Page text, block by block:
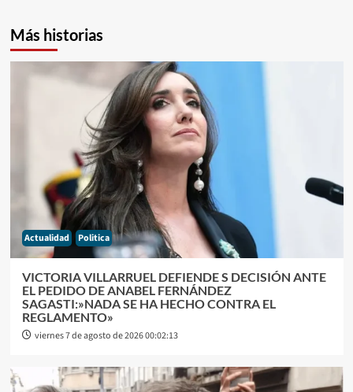
Más historias
Actualidad Politica
VICTORIA VILLARRUEL DEFIENDE S DECISIÓN ANTE
EL PEDIDO DE ANABEL FERNÁNDEZ
SAGASTI:»NADA SE HA HECHO CONTRA EL
REGLAMENTO»
viernes 7 de agosto de 2026 00:02:13